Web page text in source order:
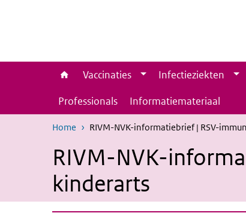
Vaccinaties Infectieziekten
Professionals
Informatiemateriaal
Home RIVM-NVK-informatiebrief | RSV-
RIVM-NVK-
kinderarts